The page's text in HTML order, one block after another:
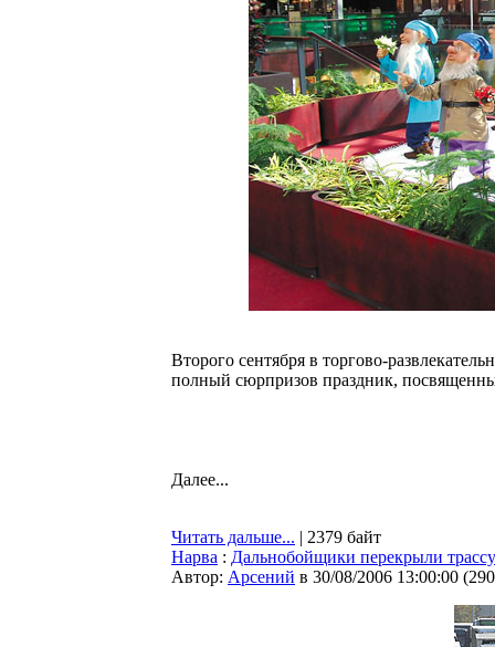
Второго сентября в торгово-
полный сюрпризов праздник,
Далее...
Читать дальше... | 2379 байт
Нарва : Дальнобойщики перекрыли трассу
Автор: Арсений в 30/08/2006 13:00:00 (